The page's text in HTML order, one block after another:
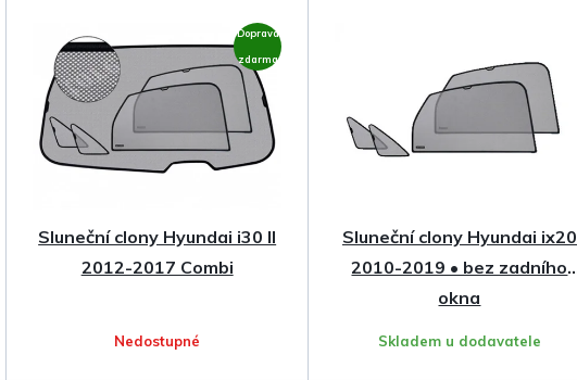
Doprava
zdarma
Sluneční clony Hyundai i30 II
2012-2017 Combi
Nedostupné
Sluneční clony Hyundai ix20
2010-2019 • bez zadního
okna
Skladem u dodavatele